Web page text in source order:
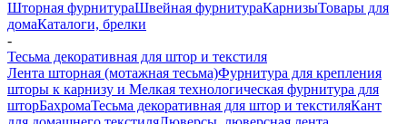
Шторная фурнитураШвейная фурнитураКарнизыТовары для
домаКаталоги, брелки
-
Тесьма декоративная для штор и текстиля
Лента шторная (мотажная тесьма)Фурнитура для крепления
шторы к карнизу и Мелкая технологическая фурнитура для
шторБахромаТесьма декоративная для штор и текстиляКант